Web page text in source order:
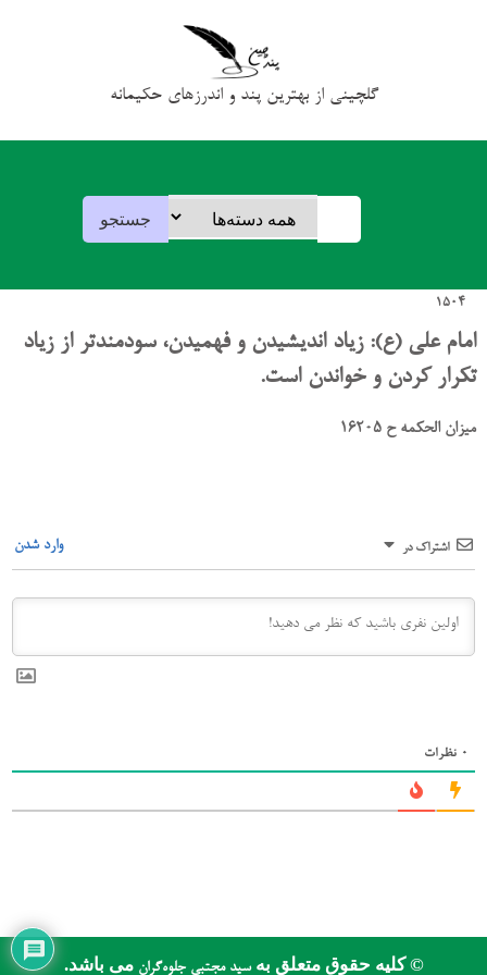
گلچینی از بهترین پند و اندرزهای حکیمانه
1504
امام علی (ع): زیاد اندیشیدن و فهمیدن، سودمندتر از زیاد
تکرار کردن و خواندن است.
میزان الحکمه ح 16205
اشتراک در وارد شدن
0 نظرات
© کلیه حقوق متعلق بهسید مجتبی جلوه‌گرانمی باشد.